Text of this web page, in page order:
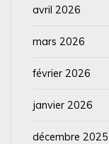
avril 2026
mars 2026
février 2026
janvier 2026
décembre 2025